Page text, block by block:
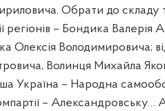
Обрати до складу
регіонів – Бондика Валерія
Олексія Володимировича;
Волинця Михайла
Україна – Народна
–